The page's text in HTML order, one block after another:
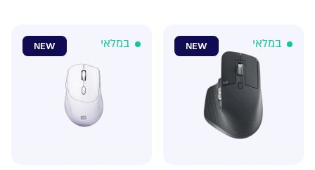
NEW במלאי NEW במלאי